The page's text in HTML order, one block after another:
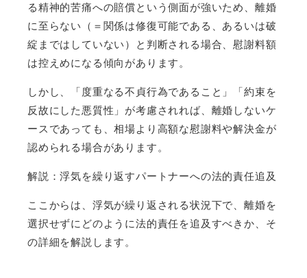
る精神的苦痛への賠償という側面が強いため、離婚
に至らない（＝関係は修復可能である、あるいは破
綻まではしていない）と判断される場合、慰謝料額
は控えめになる傾向があります。
しかし、「度重なる不貞行為であること」「約束を
反故にした悪質性」が考慮されれば、離婚しないケ
ースであっても、相場より高額な慰謝料や解決金が
認められる場合があります。
解説：浮気を繰り返すパートナーへの法的責任追及
ここからは、浮気が繰り返される状況下で、離婚を
選択せずにどのように法的責任を追及すべきか、そ
の詳細を解説します。